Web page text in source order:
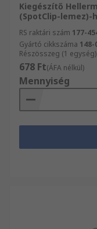
Kiegészítő
(SpotClip-lemez)-
RS raktári szám 177-
Gyártó cikkszáma 148-
Részösszeg (1 egység)
678 Ft(ÁFA nélkül)
Mennyiség